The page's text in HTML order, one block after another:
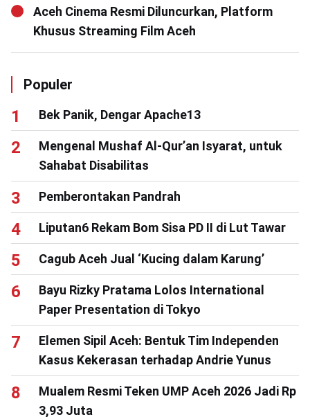
Aceh Cinema Resmi Diluncurkan, Platform
Khusus Streaming Film Aceh
Populer
Bek Panik, Dengar Apache13
Mengenal Mushaf Al-Qur’an Isyarat, untuk
Sahabat Disabilitas
Pemberontakan Pandrah
Liputan6 Rekam Bom Sisa PD II di Lut Tawar
Cagub Aceh Jual ‘Kucing dalam Karung’
Bayu Rizky Pratama Lolos International
Paper Presentation di Tokyo
Elemen Sipil Aceh: Bentuk Tim Independen
Kasus Kekerasan terhadap Andrie Yunus
Mualem Resmi Teken UMP Aceh 2026 Jadi Rp
3,93 Juta